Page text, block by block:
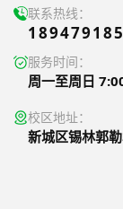
联系热线：
服务时间：
周一至周日
校区地址：
新城区锡林郭